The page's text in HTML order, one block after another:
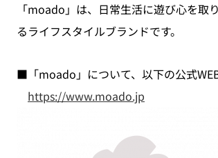
「moado」は、日常生活に遊び心を
るライフスタイルブランドです。
■「moado」について、以下の公式
https://www.moado.jp